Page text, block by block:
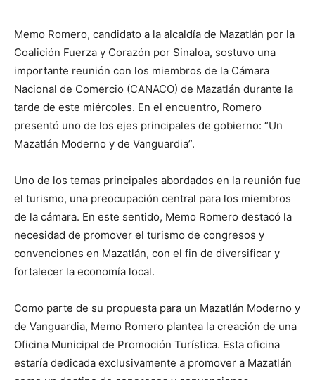
Memo Romero, candidato a la alcaldía de Mazatlán por la
Coalición Fuerza y Corazón por Sinaloa, sostuvo una
importante reunión con los miembros de la Cámara
Nacional de Comercio (CANACO) de Mazatlán durante la
tarde de este miércoles. En el encuentro, Romero
presentó uno de los ejes principales de gobierno: “Un
Mazatlán Moderno y de Vanguardia”.
Uno de los temas principales abordados en la reunión fue
el turismo, una preocupación central para los miembros
de la cámara. En este sentido, Memo Romero destacó la
necesidad de promover el turismo de congresos y
convenciones en Mazatlán, con el fin de diversificar y
fortalecer la economía local.
Como parte de su propuesta para un Mazatlán Moderno y
de Vanguardia, Memo Romero plantea la creación de una
Oficina Municipal de Promoción Turística. Esta oficina
estaría dedicada exclusivamente a promover a Mazatlán